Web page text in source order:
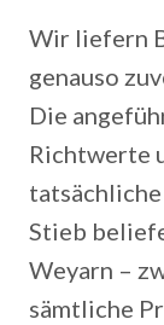
Wir liefern
genauso
Die
Richtwerte
Stieb
Weyarn –
sämtliche